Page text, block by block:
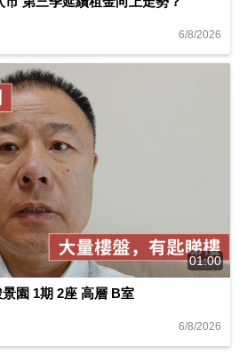
6/8/2026
01:00
園 1期 2座 高層 B室
6/8/2026